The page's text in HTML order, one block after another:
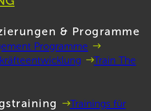
& Programme
Programme
Train The
Trainings für